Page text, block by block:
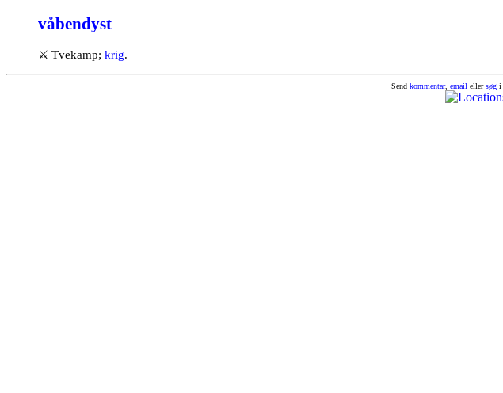
våbendyst
⚔ Tvekamp; krig.
Send kommentar, email ellersøgi